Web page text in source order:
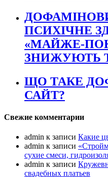
ПСИХІЧНЕ
«МАЙЖЕ-
ЗНИЖУЮТЬ
ЩО ТАКЕ
САЙТ?
Свежие комментарии
admin к записи Какие
admin к записи
сухие смеси,
admin к записи
свадебных платьев